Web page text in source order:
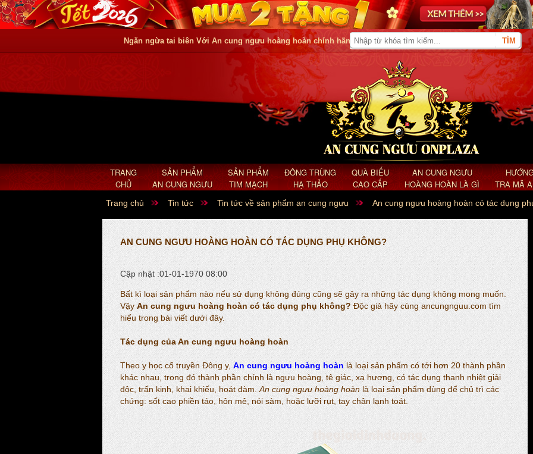
Ngăn ngừa tai biên Với An cung ngưu hoàng hoàn chính hãng
TRANG
CHỦ
SẢN PHẨM
AN CUNG NGƯU
SẢN PHẨM
TIM MẠCH
ĐÔNG TRÙNG
HẠ THẢO
QUÀ BIẾU
CAO CẤP
AN CUNG NGƯU
HOÀNG HOÀN LÀ GÌ
TRA MÃ
Trang chủ Tin tức Tin tức về sản phẩm an cung ngưu An cung ngưu hoàng hoàn có tác dụng
AN CUNG NGƯU HOÀNG HOÀN CÓ TÁC DỤNG PHỤ KHÔNG?
Cập nhật :01-01-1970 08:00
Bất kì loại sản phẩm nào nếu sử dụng không đúng cũng sẽ gây ra những tác dụng không mong muốn.
Vậy An cung ngưu hoàng hoàn có tác dụng phụ không? Độc giả hãy cùng ancungnguu.com tìm
hiểu trong bài viết dưới đây.
Tác dụng củaAn cung ngưu hoàng hoàn
Theo y học cổ truyền Đông y, An cung ngưu hoàng hoànlà loại sản phẩm có tới hơn 20 thành phần
khác nhau, trong đó thành phần chính là ngưu hoàng, tê giác, xạ hương, có tác dụng thanh nhiệt giải
độc, trấn kinh, khai khiếu, hoát đàm. An cung ngưu hoàng hoànlà loại sản phẩm dùng để chủ trì các
chứng: sốt cao phiền táo, hôn mê, nói sàm, hoặc lưỡi rụt, tay chân lạnh toát.